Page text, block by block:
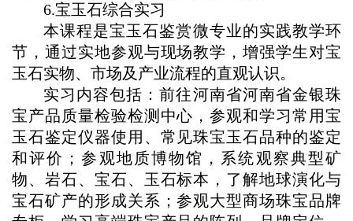
6.宝玉石综合实习
本课程是宝玉石鉴赏微专业的实践教学环
节，通过实地参观与现场教学，增强学生对宝
玉石实物、市场及产业流程的直观认识。
实习内容包括：前往河南省河南省金银珠
宝产品质量检验检测中心，参观和学习常用宝
玉石鉴定仪器使用、常见珠宝玉石品种的鉴定
和评价；参观地质博物馆，系统观察典型矿
物、岩石、宝石、玉石标本，了解地球演化与
宝石矿产的形成关系；参观大型商场珠宝品牌